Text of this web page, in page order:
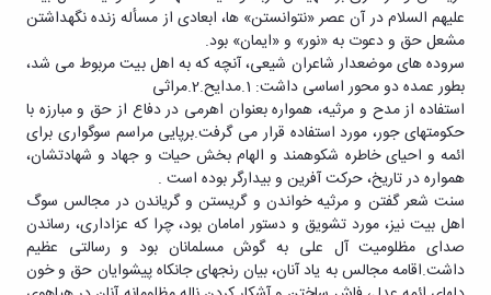
تحصیلات
تکمیلی
تکمیلی
فرم
ها
و
آئین
نامه
ها
سمینارها
و
پایان
نامه
ها
غذایی
آزمایشگاه
میکروبیولوژی
نشریات
علیهم السلام در آن عصر «نتوانستن» ها، ابعادی از مسأله زنده نگهداشتن
مشعل حق و دعوت به «نور» و «ایمان» بود.
سروده های موضعدار شاعران شیعی، آنچه که به اهل بیت مربوط می شد،
بطور عمده دو محور اساسی داشت: 1.مدایح.2.مراثی
استفاده از مدح و مرثیه، همواره بعنوان اهرمی در دفاع از حق و مبارزه با
حکومتهای جور، مورد استفاده قرار می گرفت.برپایی مراسم سوگواری برای
ائمه و احیای خاطره شکوهمند و الهام بخش حیات و جهاد و شهادتشان،
همواره در تاریخ، حرکت آفرین و بیدارگر بوده است .
سنت شعر گفتن و مرثیه خواندن و گریستن و گریاندن در مجالس سوگ
اهل بیت نیز، مورد تشویق و دستور امامان بود، چرا که عزاداری، رساندن
صدای مظلومیت آل علی به گوش مسلمانان بود و رسالتی عظیم
داشت.اقامه مجالس به یاد آنان، بیان رنجهای جانکاه پیشوایان حق و خون